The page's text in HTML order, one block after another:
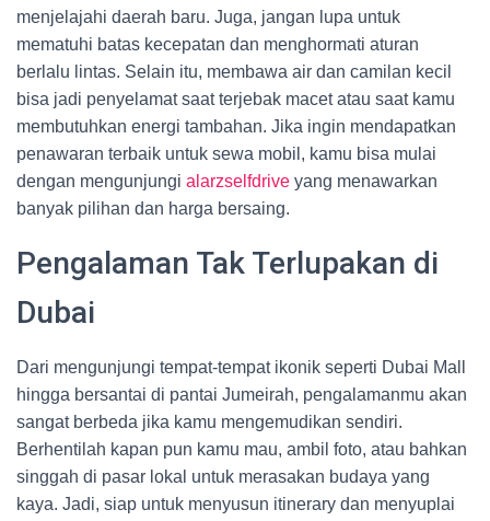
menjelajahi daerah baru. Juga, jangan lupa untuk
mematuhi batas kecepatan dan menghormati aturan
berlalu lintas. Selain itu, membawa air dan camilan kecil
bisa jadi penyelamat saat terjebak macet atau saat kamu
membutuhkan energi tambahan. Jika ingin mendapatkan
penawaran terbaik untuk sewa mobil, kamu bisa mulai
dengan mengunjungi alarzselfdrive yang menawarkan
banyak pilihan dan harga bersaing.
Pengalaman Tak Terlupakan di
Dubai
Dari mengunjungi tempat-tempat ikonik seperti Dubai Mall
hingga bersantai di pantai Jumeirah, pengalamanmu akan
sangat berbeda jika kamu mengemudikan sendiri.
Berhentilah kapan pun kamu mau, ambil foto, atau bahkan
singgah di pasar lokal untuk merasakan budaya yang
kaya. Jadi, siap untuk menyusun itinerary dan menyuplai